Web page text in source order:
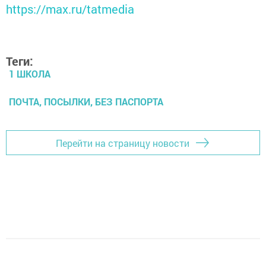
https://max.ru/tatmedia
Теги:
1 ШКОЛА
ПОЧТА, ПОСЫЛКИ, БЕЗ ПАСПОРТА
Перейти на страницу новости